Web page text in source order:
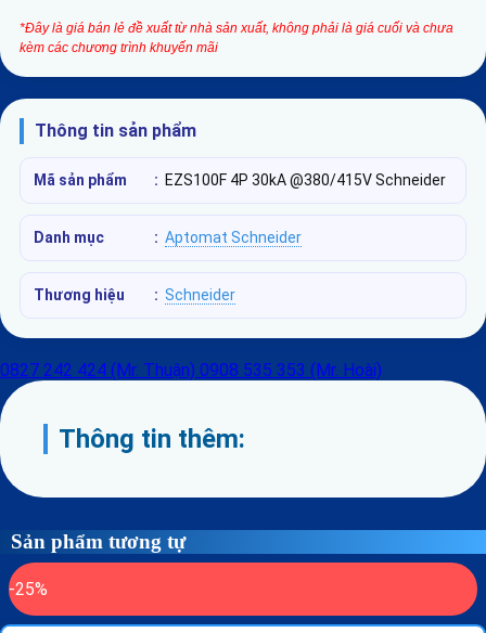
*Đây là giá bán lẻ đề xuất từ nhà sản xuất, không phải là giá cuối và chưa
kèm các chương trình khuyến mãi
Thông tin sản phẩm
Mã sản phẩm : EZS100F 4P 30kA @380/415V Schneider
Danh mục : Aptomat Schneider
Thương hiệu : Schneider
0827 242 424 (Mr. Thuận) 0908 535 353 (Mr. Hoài)
Thông tin thêm:
Sản phẩm tương tự
-25%